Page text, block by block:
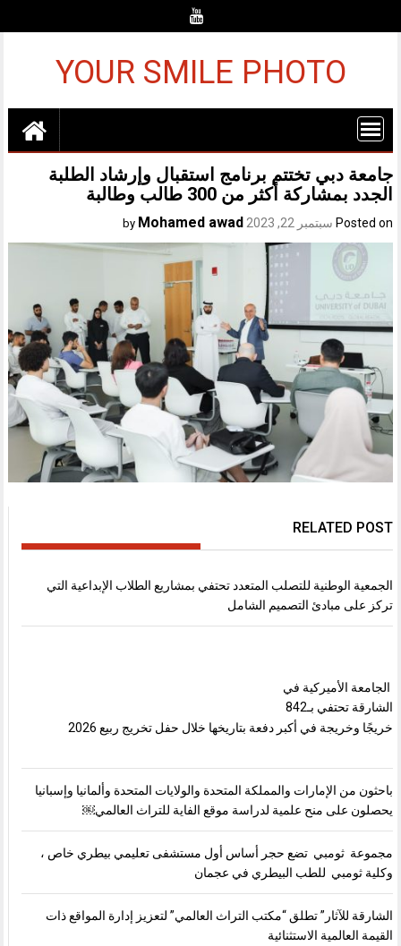
YOUR SMILE PHOTO
جامعة دبي تختتم برنامج استقبال وإرشاد الطلبة
الجدد بمشاركة أكثر من 300 طالب وطالبة
Posted on سبتمبر 22, 2023 Mohamed awad
RELATED POST
الجمعية الوطنية للتصلب المتعدد تحتفي بمشاريع الطلاب الإبداعية التي
تركز على مبادئ التصميم الشامل
الجامعة الأميركية في
الشارقة تحتفي بـ842
خريجًا وخريجة في أكبر دفعة بتاريخها خلال حفل تخريج ربيع 2026
باحثون من الإمارات والمملكة المتحدة والولايات المتحدة وألمانيا وإسبانيا
يحصلون على منح علمية لدراسة موقع الفاية للتراث العالمي￼
مجموعة ثومبي تضع حجر أساس أول مستشفى تعليمي بيطري خاص ،
وكلية ثومبي للطب البيطري في عجمان
الشارقة للآثار” تطلق “مكتب التراث العالمي” لتعزيز إدارة المواقع ذات
القيمة العالمية الاستثنائية